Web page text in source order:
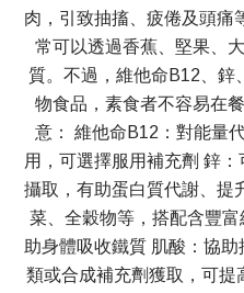
肉，引致抽搐、疲倦及頭痛
常可以透過香蕉、堅果、
質。不過，維他命B12、鋅
物食品，素食者不容易在
意： 維他命B12：對能量
用，可選擇服用補充劑 鋅
攝取，有助蛋白質代謝、提
菜、全穀物等，搭配含豐
助身體吸收鐵質 肌酸：協
類或合成補充劑獲取，可提